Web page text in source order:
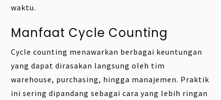
waktu.
Manfaat Cycle Counting
Cycle counting menawarkan berbagai keuntungan
yang dapat dirasakan langsung oleh tim
warehouse, purchasing, hingga manajemen. Praktik
ini sering dipandang sebagai cara yang lebih ringan